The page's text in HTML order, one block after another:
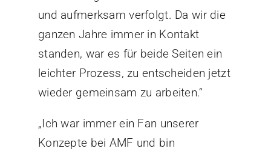
und aufmerksam verfolgt. Da wir die
ganzen Jahre immer in Kontakt
standen, war es für beide Seiten ein
leichter Prozess, zu entscheiden jetzt
wieder gemeinsam zu arbeiten.“
„Ich war immer ein Fan unserer
Konzepte bei AMF und bin